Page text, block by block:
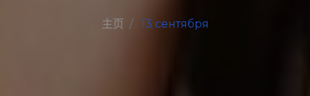
主页 13 сентября